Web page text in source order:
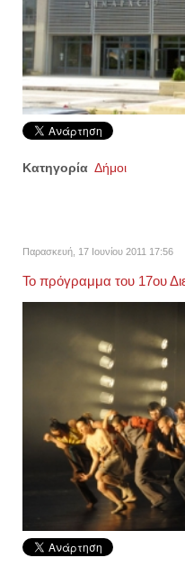
Κατηγορία Δήμοι
Παρασκευή, 17 Ιουνίου 2011 17:56
Το πρόγραμμα του 17ου